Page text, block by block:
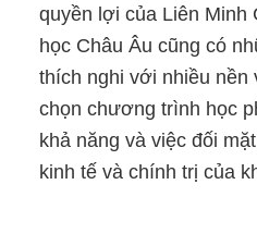
quyền lợi của Liên Minh
học Châu Âu cũng có
thích nghi với nhiều nền
chọn chương trình học
khả năng và việc đối
kinh tế và chính trị của